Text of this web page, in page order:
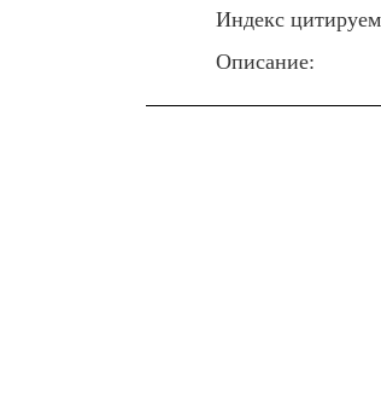
Индекс
Описание: